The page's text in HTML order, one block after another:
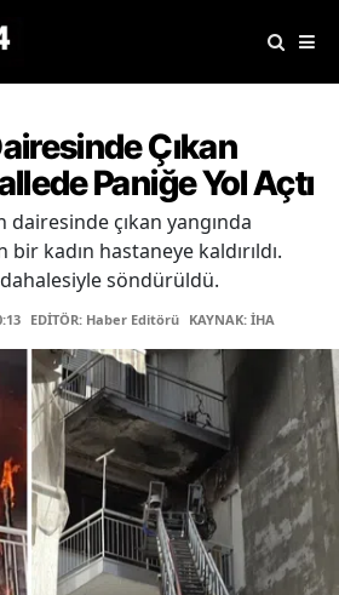
Çıkan
Paniğe Yol Açtı
dairesinde çıkan yangında
kadın hastaneye kaldırıldı.
söndürüldü.
EDİTÖR: Haber Editörü KAYNAK: İHA